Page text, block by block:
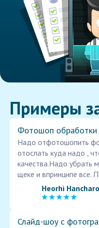
Примеры
Фотошоп обработки
Надо отфотошопить
отослать куда надо ,
качества.Надо убрать
щеке и впринципе все.
Heorhi
Слайд-шоу с